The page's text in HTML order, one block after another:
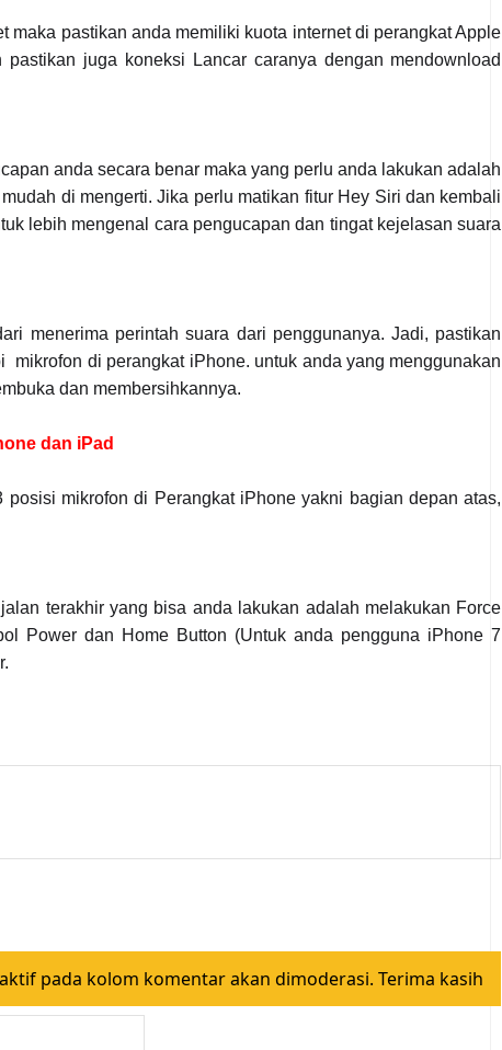
pastikan anda memiliki kuota internet di perangkat Apple
juga koneksi Lancar caranya dengan mendownload
anda secara benar maka yang perlu anda lakukan adalah
di mengerti. Jika perlu matikan fitur Hey Siri dan kembali
lebih mengenal cara pengucapan dan tingat kejelasan suara
menerima perintah suara dari penggunanya. Jadi, pastikan
di perangkat iPhone. untuk anda yang menggunakan
dan membersihkannya.
dan iPad
mikrofon di Perangkat iPhone yakni bagian depan atas,
terakhir yang bisa anda lakukan adalah melakukan Force
Power dan Home Button (Untuk anda pengguna iPhone 7
pada kolom komentar akan dimoderasi. Terima kasih